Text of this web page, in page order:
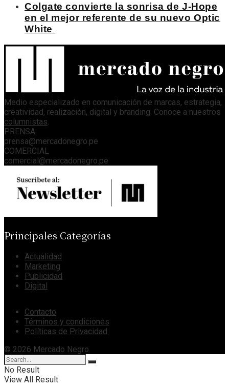
Colgate convierte la sonrisa de J-Hope
en el mejor referente de su nuevo Optic
White
Medio especializado en comunicación de marcas, estrategia,
creatividad, realización, digital y branding. Conoce a nuestros
columnistas
PRENSA
prensa@mercadonegro.pe
COMERCIAL
comercial@mercadonegro.pe
Principales Categorías
Actualidad
Marketing
Publicidad
Digital
Contacto
Términos y condiciones
Políticas de Privacidad
© 2026 Mercado Negro
No Result
View All Result